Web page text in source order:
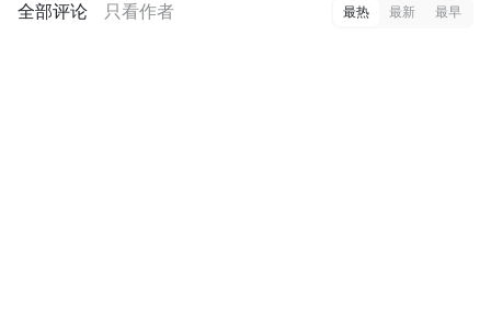
全部评论 只看作者 最热 最新 最早